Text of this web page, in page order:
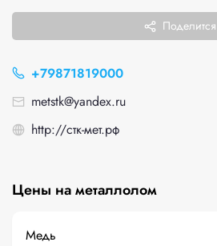
Поделится
+79871819000
metstk@yandex.ru
http://стк-мет.рф
Цены на металлолом
Медь